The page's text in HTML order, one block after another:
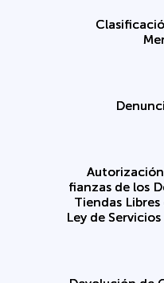
fianzas de los
Tiendas
Ley de